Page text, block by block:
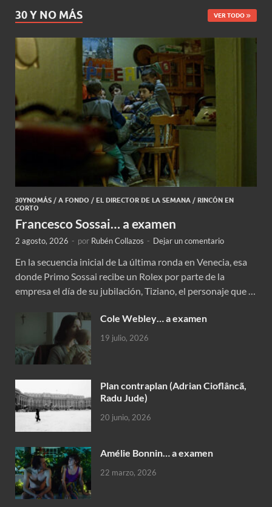
30 Y NO MÁS VER TODO
30YNOMÁS / A FONDO / EL DIRECTOR DE LA SEMANA / RINCÓN EN
CORTO
Francesco Sossai… a examen
2 agosto, 2026 - por Rubén Collazos - Dejar un comentario
En la secuencia inicial de La última ronda en Venecia, esa
donde Primo Sossai recibe un Rolex por parte de la
empresa el día de su jubilación, Tiziano, el personaje que …
Cole Webley… a examen
19 julio, 2026
Plan contraplan (Adrian Cioflâncã,
Radu Jude)
20 junio, 2026
Amélie Bonnin… a examen
22 marzo, 2026